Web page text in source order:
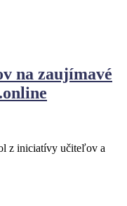
na zaujímavé
z iniciatívy učiteľov a